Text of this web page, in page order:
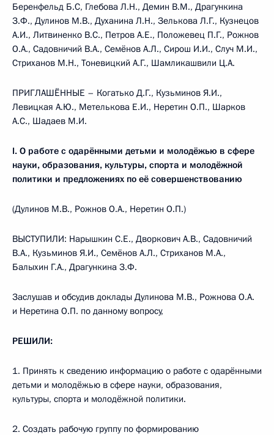
Беренфельд Б.С, Глебова Л.Н., Демин В.М., Драгункина
З.Ф., Дулинов М.В., Духанина Л.Н., Зелькова Л.Г., Кузнецов
А.И., Литвиненко B.C., Петров А.Е., Положевец П.Г., Рожнов
O.A., Садовничий В.А., Семёнов А.Л., Сирош И.И., Случ М.И.,
Стриханов М.Н., Тоневицкий А.Г., Шамликашвили Ц.А.
ПРИГЛАШЁННЫЕ – Когатько Д.Г., Кузьминов Я.И.,
Левицкая А.Ю., Метелькова Е.И., Неретин О.П., Шарков
A.C., Шадаев М.И.
I. О работе с одарёнными детьми и молодёжью в сфере
науки, образования, культуры, спорта и молодёжной
политики и предложениях по её совершенствованию
(Дулинов М.В., Рожнов O.A., Неретин О.П.)
ВЫСТУПИЛИ: Нарышкин С.Е., Дворкович A.B., Садовничий
В.А., Кузьминов Я.И., Семёнов А.Л., Стриханов М.А.,
Балыхин Г.А., Драгункина З.Ф.
Заслушав и обсудив доклады Дулинова М.В., Рожнова O.A.
и Неретина О.П. по данному вопросу,
РЕШИЛИ:
1. Принять к сведению информацию о работе с одарёнными
детьми и молодёжью в сфере науки, образования,
культуры, спорта и молодёжной политики.
2. Создать рабочую группу по формированию